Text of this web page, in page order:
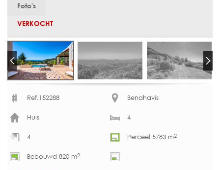
Foto's
VERKOCHT
Ref.152288 Benahavis
Huis 4
4 Perceel 5783 m2
Bebouwd 820 m2 -